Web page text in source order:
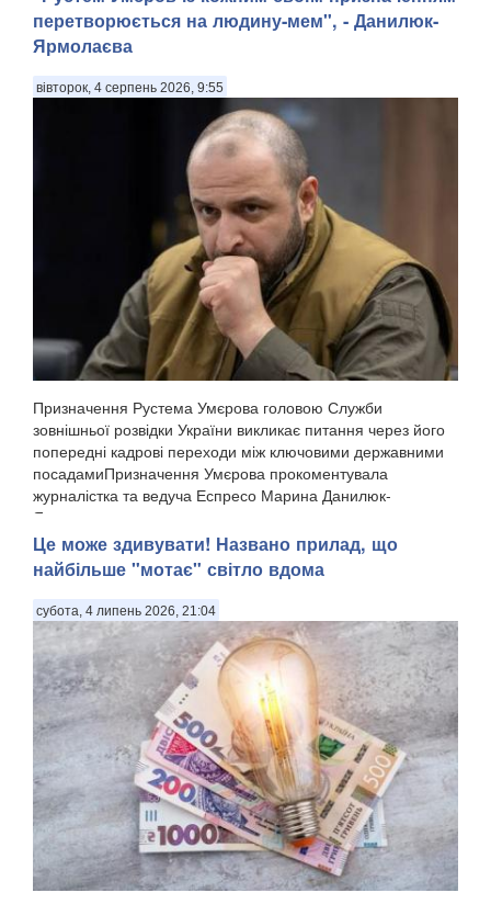
перетворюється на людину-мем", - Данилюк-
Ярмолаєва
вівторок, 4 серпень 2026, 9:55
Призначення Рустема Умєрова головою Служби
зовнішньої розвідки України викликає питання через його
попередні кадрові переходи між ключовими державними
посадамиПризначення Умєрова прокоментувала
журналістка та ведуча Еспресо Марина Данилюк-
Ярмолаєва у п...
Це може здивувати! Названо прилад, що
найбільше "мотає" світло вдома
субота, 4 липень 2026, 21:04